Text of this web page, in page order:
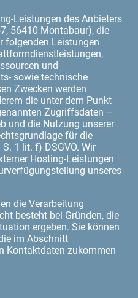
Leistungen des Anbieters
56410 Montabaur), die
folgenden Leistungen
und
sowie technische
Zwecken werden
die unter dem Punkt
Zugriffsdaten –
und die Nutzung unserer
für die
1 lit. f) DSGVO. Wir
Hosting-Leistungen
unseres
die Verarbeitung
besteht bei Gründen, die
ergeben. Sie können
im Abschnitt
Kontaktdaten zukommen